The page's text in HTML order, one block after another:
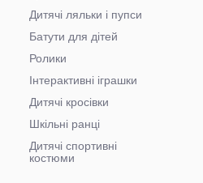
Дитячі ляльки і пупси
Батути для дітей
Ролики
Інтерактивні іграшки
Дитячі кросівки
Шкільні ранці
Дитячі спортивні
костюми